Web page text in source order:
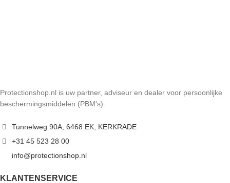
Protectionshop.nl is uw partner, adviseur en dealer voor persoonlijke
beschermingsmiddelen (PBM's).
Tunnelweg 90A, 6468 EK, KERKRADE
+31 45 523 28 00
info@protectionshop.nl
KLANTENSERVICE